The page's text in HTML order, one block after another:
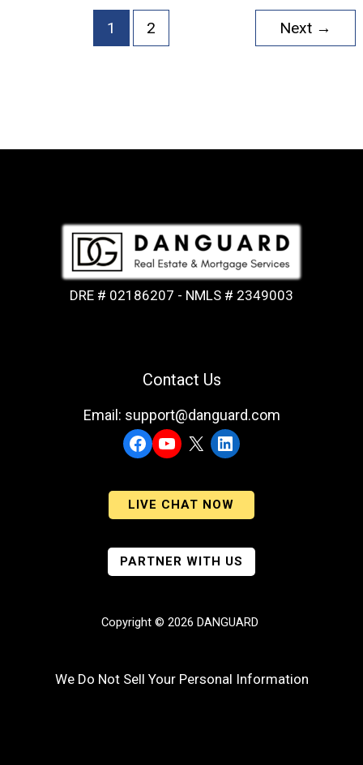
1 2 Next →
DRE # 02186207 - NMLS # 2349003
Contact Us
Email: support@danguard.com
Facebook
YouTubeLinkedIn
LIVE CHAT NOW
PARTNER WITH US
Copyright © 2026 DANGUARD
We Do Not Sell Your Personal Information